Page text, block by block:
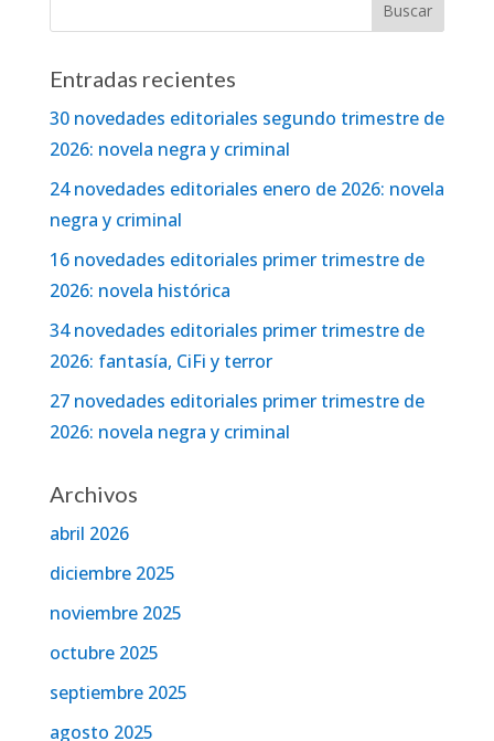
Entradas recientes
30 novedades editoriales segundo trimestre de
2026: novela negra y criminal
24 novedades editoriales enero de 2026: novela
negra y criminal
16 novedades editoriales primer trimestre de
2026: novela histórica
34 novedades editoriales primer trimestre de
2026: fantasía, CiFi y terror
27 novedades editoriales primer trimestre de
2026: novela negra y criminal
Archivos
abril 2026
diciembre 2025
noviembre 2025
octubre 2025
septiembre 2025
agosto 2025